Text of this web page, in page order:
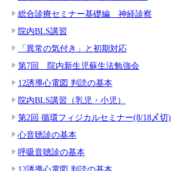
総合診療セミナー基礎編 神経診察
院内BLS講習
「異常の気付き」と初期対応
第7回 院内新生児蘇生法勉強会
12誘導心電図 判読の基本
院内BLS講習（乳児・小児）
第2回 循環フィジカルセミナー(8/18〆切)
心音聴診の基本
呼吸音聴診の基本